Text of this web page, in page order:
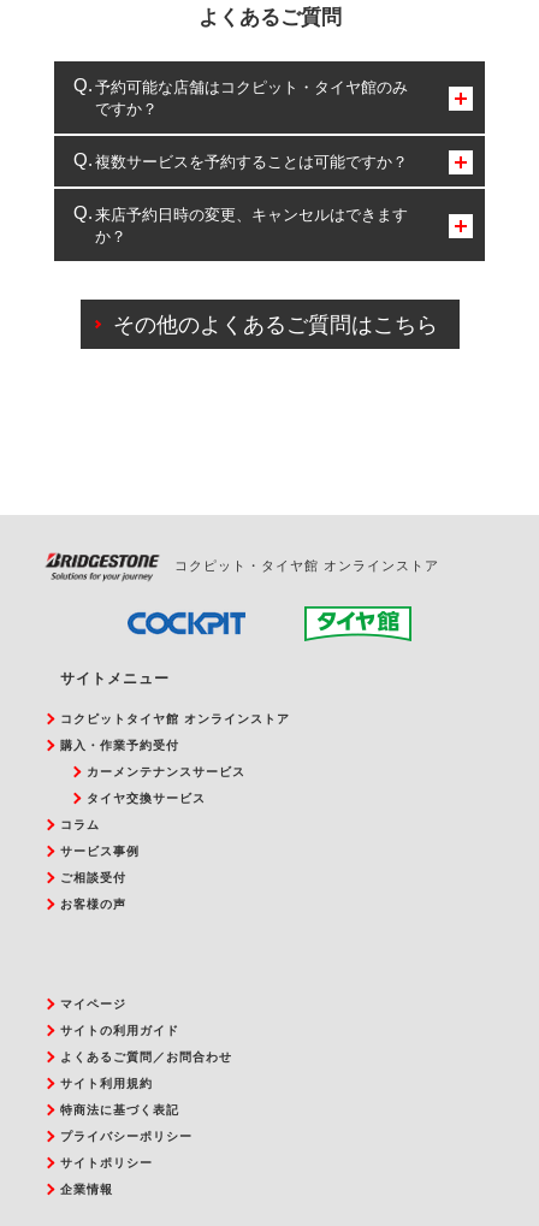
よくあるご質問
予約可能な店舗はコクピット・タイヤ館のみ
ですか？
コクピット・タイヤ館のみとなります。
複数サービスを予約することは可能ですか？
複数サービスのご予約は可能です。
一部の商品・サービスの組み合わせに限り、同時にご予約が
出来ないものもございます。
来店予約日時の変更、キャンセルはできます
か？
ご来店予約日の3営業日前を過ぎている場合のご予約
の日時変更につきましては、直接ご予約の店舗まで
その他のよくあるご質問はこちら
コクピット・タイヤ館 オンラインストア
サイトメニュー
コクピットタイヤ館 オンラインストア
購入・作業予約受付
カーメンテナンスサービス
タイヤ交換サービス
コラム
サービス事例
ご相談受付
お客様の声
マイページ
サイトの利用ガイド
よくあるご質問／お問合わせ
サイト利用規約
特商法に基づく表記
プライバシーポリシー
サイトポリシー
企業情報